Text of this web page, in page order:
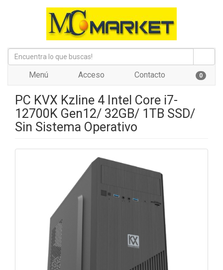
Menú Acceso Contacto 0
PC KVX Kzline 4 Intel Core i7-
12700K Gen12/ 32GB/ 1TB SSD/
Sin Sistema Operativo